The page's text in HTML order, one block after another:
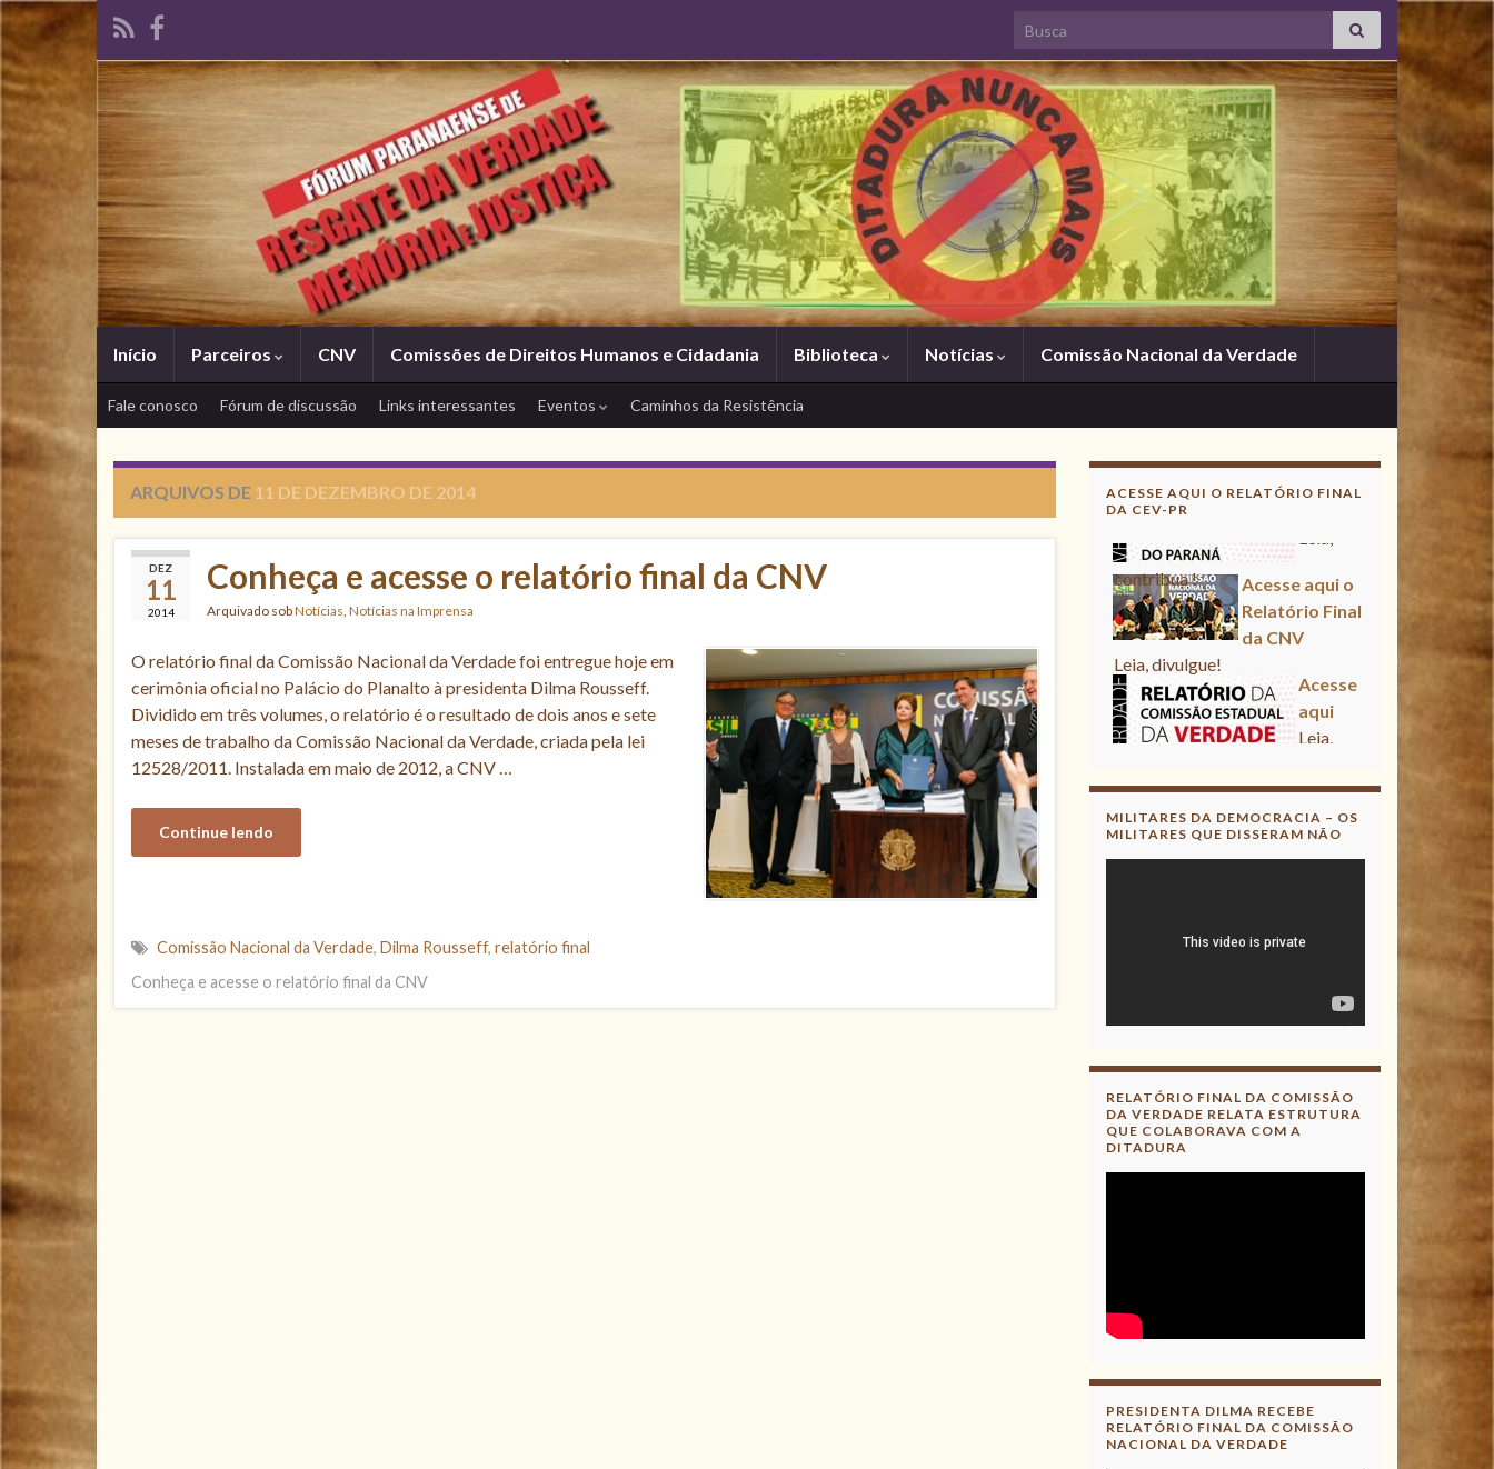
Search for:
Início Parceiros CNV Comissões de Direitos Humanos e Cidadania Biblioteca Notícias Comissão Nacional da Verdade
Fale conosco Fórum de discussão Links interessantes Eventos Caminhos da Resistência
ARQUIVOS DE 11 DE DEZEMBRO DE 2014
DEZ
11
2014
Conheça e acesse o relatório final da CNV
Arquivado sobNotícias, Notícias na Imprensa
O relatório final da Comissão Nacional da Verdade foi entregue hoje em
cerimônia oficial no Palácio do Planalto à presidenta Dilma Rousseff.
Dividido em três volumes, o relatório é o resultado de dois anos e sete
meses de trabalho da Comissão Nacional da Verdade, criada pela lei
12528/2011. Instalada em maio de 2012, a CNV …
Continue lendo
Comissão Nacional da Verdade, Dilma Rousseff, relatório final
Conheça e acesse o relatório final da CNV
ACESSE AQUI O RELATÓRIO FINAL
DA CEV-PR
Acesse aqui o Relatório Final
da CNV
Leia, divulgue!
Acesse aqui
Leia, contribua !
da CNV
Leia, divulgue!
MILITARES DA DEMOCRACIA – OS
MILITARES QUE DISSERAM NÃO
RELATÓRIO FINAL DA COMISSÃO
DA VERDADE RELATA ESTRUTURA
QUE COLABORAVA COM A
DITADURA
PRESIDENTA DILMA RECEBE
RELATÓRIO FINAL DA COMISSÃO
NACIONAL DA VERDADE